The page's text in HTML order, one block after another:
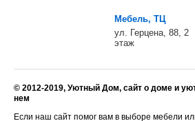
Мебель, ТЦ
ул. Герцена, 88, 2
этаж
© 2012-2019, Уютный Дом, сайт о доме и
нем
Если наш сайт помог вам в выборе мебели